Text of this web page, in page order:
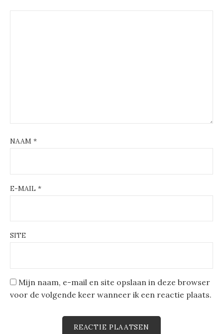
NAAM *
E-MAIL *
SITE
Mijn naam, e-mail en site opslaan in deze browser
voor de volgende keer wanneer ik een reactie plaats.